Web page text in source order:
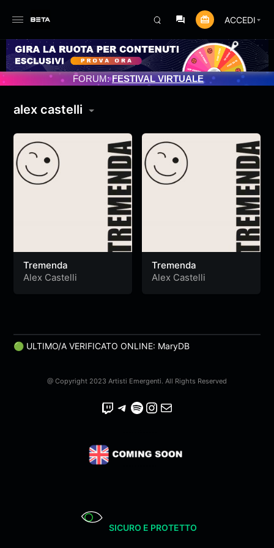
ACCEDI
3/07/2025
FORUM:FESTIVAL VIRTUALE
alex castelli
Tremenda
Alex Castelli
Tremenda
Alex Castelli
🟢 ULTIMO/A VERIFICATO ONLINE: MaryDB
@ Copyright 2023 Artisti Emergenti. All Rights Reserved
Twitch Telegram Spotify Instagram Email
SICURO E PROTETTO